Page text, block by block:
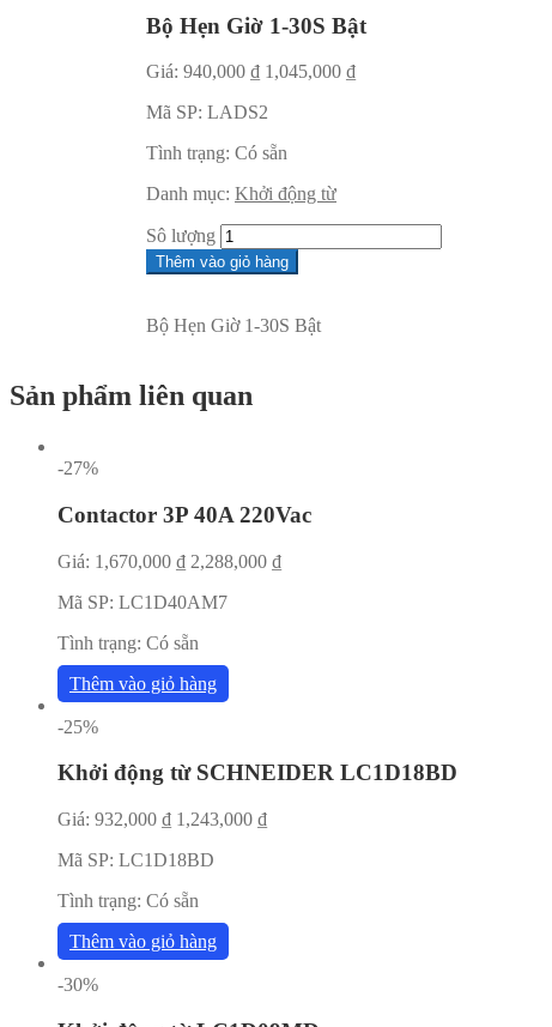
Bộ Hẹn Giờ 1-30S Bật
Giá: 940,000 ₫ 1,045,000 ₫
Mã SP: LADS2
Tình trạng: Có sẵn
Danh mục: Khởi động từ
Sô lượng
Thêm vào giỏ hàng
Bộ Hẹn Giờ 1-30S Bật
Sản phẩm liên quan
-27%
Contactor 3P 40A 220Vac
Giá: 1,670,000 ₫ 2,288,000 ₫
Mã SP: LC1D40AM7
Tình trạng: Có sẵn
Thêm vào giỏ hàng
-25%
Khởi động từ SCHNEIDER LC1D18BD
Giá: 932,000 ₫ 1,243,000 ₫
Mã SP: LC1D18BD
Tình trạng: Có sẵn
Thêm vào giỏ hàng
-30%